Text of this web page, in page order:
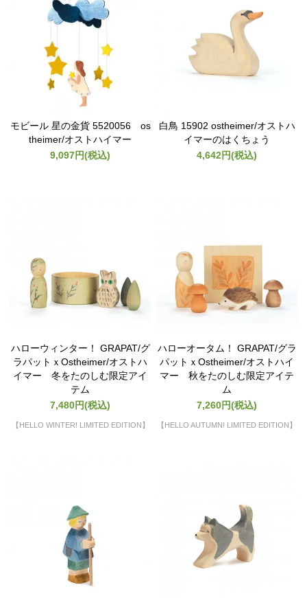
モビール 星の金貨 5520056 os
theimer/オストハイマー
9,097円(税込)
白鳥 15902 ostheimer/オストハ
イマーのはくちょう
4,642円(税込)
ハローウィンター！ GRAPAT/グ
ラパットｘOstheimer/オストハ
イマー 冬をたのしむ限定アイ
テム
7,480円(税込)
【HELLO WINTER! LIMITED EDITION】
ハローオータム！ GRAPAT/グラ
パットｘOstheimer/オストハイ
マー 秋をたのしむ限定アイテ
ム
7,260円(税込)
【HELLO AUTUMN! LIMITED EDITION】